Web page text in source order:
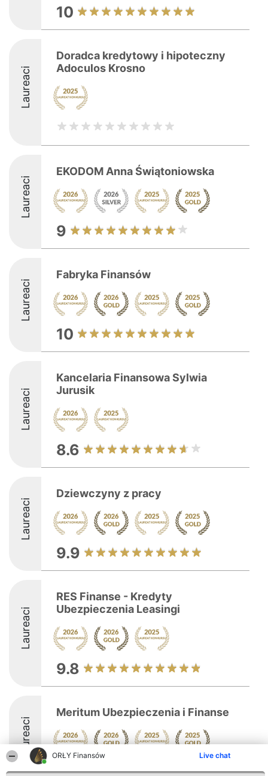
ORŁY Finansów Live chat
10
Laureaci
Doradca kredytowy i hipoteczny
Adoculos Krosno
Laureaci
EKODOM Anna Świątoniowska
9
Laureaci
Fabryka Finansów
10
Laureaci
Kancelaria Finansowa Sylwia
Jurusik
8.6
Laureaci
Dziewczyny z pracy
9.9
Laureaci
RES Finanse - Kredyty
Ubezpieczenia Leasingi
9.8
Laureaci
Meritum Ubezpieczenia i Finanse
9.8